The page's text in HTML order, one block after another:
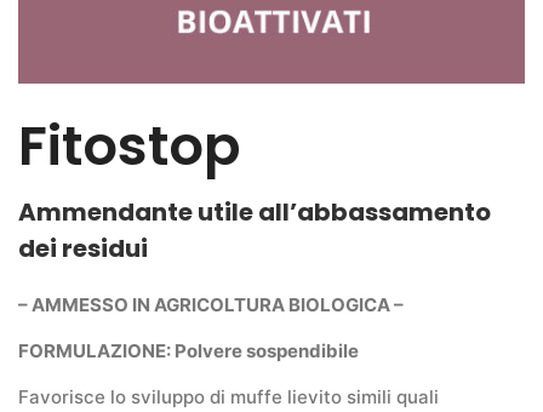
Fitostop
Ammendante utile all’abbassamento
dei residui
– AMMESSO IN AGRICOLTURA BIOLOGICA –
FORMULAZIONE: Polvere sospendibile
Favorisce lo sviluppo di muffe lievito simili quali